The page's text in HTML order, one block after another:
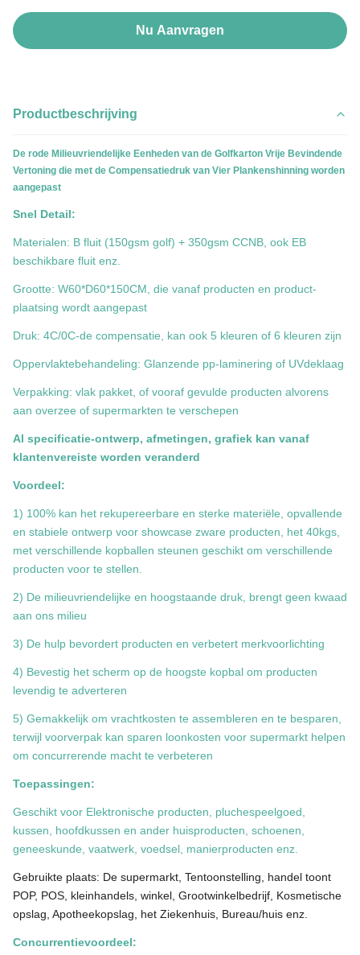
Nu Aanvragen
Productbeschrijving
De rode Milieuvriendelijke Eenheden van de Golfkarton Vrije Bevindende
Vertoning die met de Compensatiedruk van Vier Plankenshinning worden
aangepast
Snel Detail:
Materialen: B fluit (150gsm golf) + 350gsm CCNB, ook EB
beschikbare fluit enz.
Grootte: W60*D60*150CM, die vanaf producten en product-
plaatsing wordt aangepast
Druk: 4C/0C-de compensatie, kan ook 5 kleuren of 6 kleuren zijn
Oppervlaktebehandeling: Glanzende pp-laminering of UVdeklaag
Verpakking: vlak pakket, of vooraf gevulde producten alvorens
aan overzee of supermarkten te verschepen
Al specificatie-ontwerp, afmetingen, grafiek kan vanaf
klantenvereiste worden veranderd
Voordeel:
1) 100% kan het rekupereerbare en sterke materiële, opvallende
en stabiele ontwerp voor showcase zware producten, het 40kgs,
met verschillende kopballen steunen geschikt om verschillende
producten voor te stellen.
2) De milieuvriendelijke en hoogstaande druk, brengt geen kwaad
aan ons milieu
3) De hulp bevordert producten en verbetert merkvoorlichting
4) Bevestig het scherm op de hoogste kopbal om producten
levendig te adverteren
5) Gemakkelijk om vrachtkosten te assembleren en te besparen,
terwijl voorverpak kan sparen loonkosten voor supermarkt helpen
om concurrerende macht te verbeteren
Toepassingen:
Geschikt voor Elektronische producten, pluchespeelgoed,
kussen, hoofdkussen en ander huisproducten, schoenen,
geneeskunde, vaatwerk, voedsel, manierproducten enz.
Gebruikte plaats: De supermarkt, Tentoonstelling, handel toont
POP, POS, kleinhandels, winkel, Grootwinkelbedrijf, Kosmetische
opslag, Apotheekopslag, het Ziekenhuis, Bureau/huis enz.
Concurrentievoordeel: